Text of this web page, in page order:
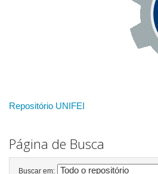
Repositório UNIFEI
Página de Busca
Buscar em: